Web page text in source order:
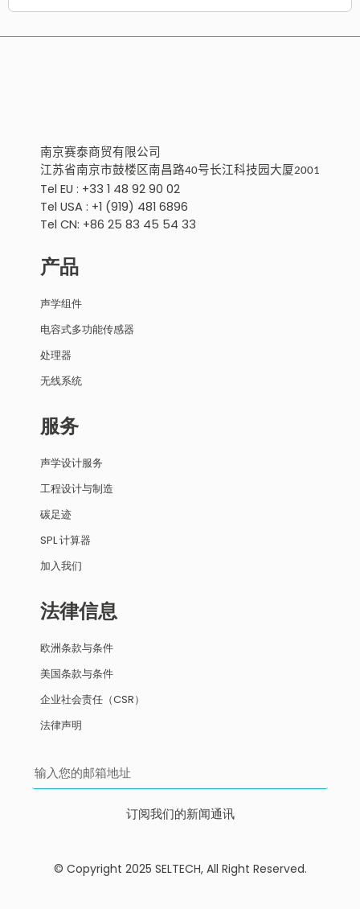
南京赛泰商贸有限公司
江苏省南京市鼓楼区南昌路40号长江科技园大厦2001
Tel EU : +33 1 48 92 90 02
Tel USA : +1 (919) 481 6896
Tel CN: +86 25 83 45 54 33
产品
声学组件
电容式多功能传感器
处理器
无线系统
服务
声学设计服务
工程设计与制造
碳足迹
SPL 计算器
加入我们
法律信息
欧洲条款与条件
美国条款与条件
企业社会责任（CSR）
法律声明
订阅我们的新闻通讯
© Copyright 2025 SELTECH, All Right Reserved.